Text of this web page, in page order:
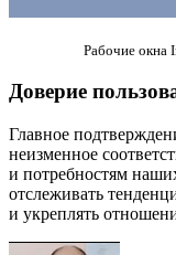
Рабочие окна
Доверие
Главное
неизменное
и потребностям
отслеживать
и укреплять